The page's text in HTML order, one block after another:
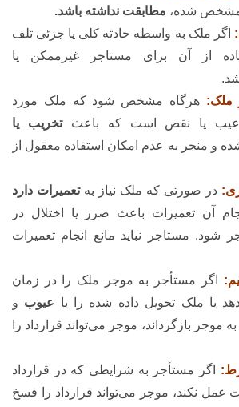
شده، مطابقت نداشته باشد.
اگر ملک به واسطه حادثه کلی یا جزئی تلف
از آن برای مستاجر غیرممکن یا
ملک: هرگاه مشخص شود که ملک مورد
عیب یا نقص است که باعثتخریب یا
و منجر به عدم امکان استفاده معقول از
در صورتی که ملک نیاز بهتعمیرات دارد
آن تعمیرات باعث ضرر یا اختلال در
شود. مستاجر نباید مانع انجام تعمیرات
اگر مستأجر به موجر ملک را در زمان
یا ملک تحویل داده شده را با عیوب و
به موجر بازگرداند، موجر می‌تواند قرارداد را
اگر مستأجر به شرایطی که در قرارداد
عمل نکند، موجر می‌تواند قرارداد را فسخ